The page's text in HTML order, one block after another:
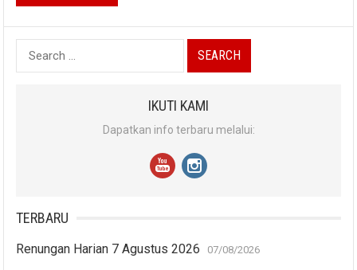
Search
for:
IKUTI KAMI
Dapatkan info terbaru melalui:
TERBARU
Renungan Harian 7 Agustus 2026 07/08/2026